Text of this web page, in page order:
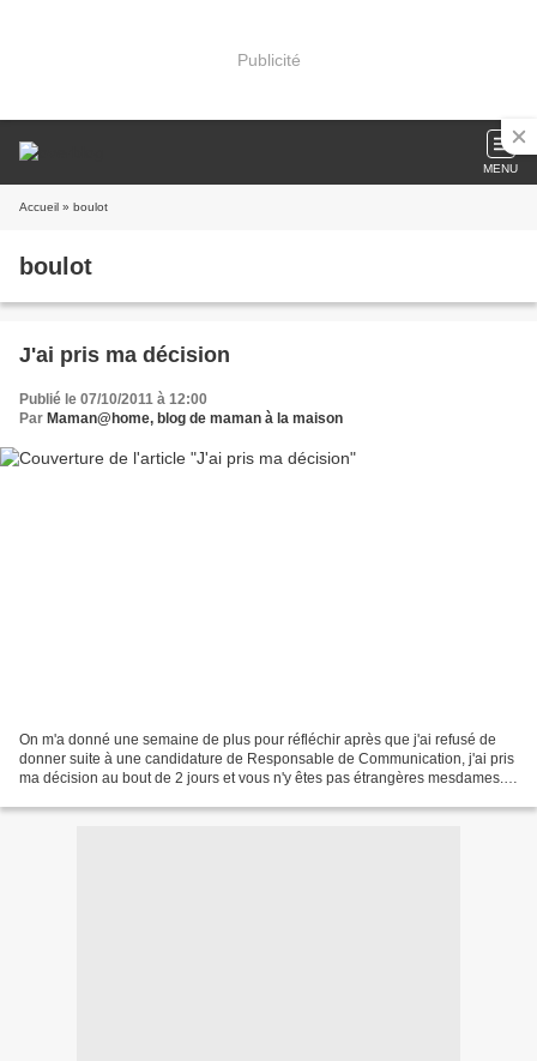
Publicité
MENU
Accueil » boulot
boulot
J'ai pris ma décision
Publié le 07/10/2011 à 12:00
Par Maman@home, blog de maman à la maison
On m'a donné une semaine de plus pour réfléchir après que j'ai refusé de
donner suite à une candidature de Responsable de Communication, j'ai pris
ma décision au bout de 2 jours et vous n'y êtes pas étrangères mesdames.